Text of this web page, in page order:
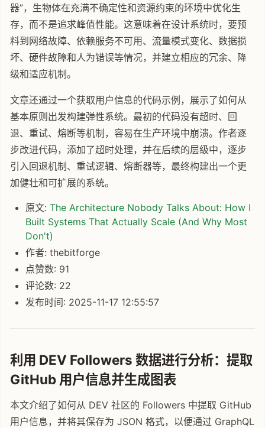
器”，生物体在充满不确定性和资源约束的环境中优化生
存，而不是追求峰值性能。这意味着在设计系统时，要预
料到网络故障、依赖服务不可用、流量模式变化、数据损
坏、硬件故障和人为错误等情况，并建立相应的冗余、降
级和适应机制。
文章还通过一个获取用户信息的代码示例，展示了如何从
基本原则出发构建弹性系统。最初的代码没有超时、回
退、重试、熔断等机制，容易在生产环境中崩溃。作者逐
步改进代码，添加了超时处理，并在后续的层级中，逐步
引入回退机制、重试逻辑、熔断器等，最终构建出一个更
加健壮和可扩展的系统。
原文: The Architecture Nobody Talks About: How I
Built Systems That Actually Scale (And Why Most
Don't)
作者: thebitforge
点赞数: 91
评论数: 22
发布时间: 2025-11-17 12:55:57
利用 DEV Followers 数据进行分析：提取
GitHub 用户信息并生成图表
本文介绍了如何从 DEV 社区的 Followers 中提取 GitHub
用户信息，并将其保存为 JSON 格式，以便通过 GraphQL